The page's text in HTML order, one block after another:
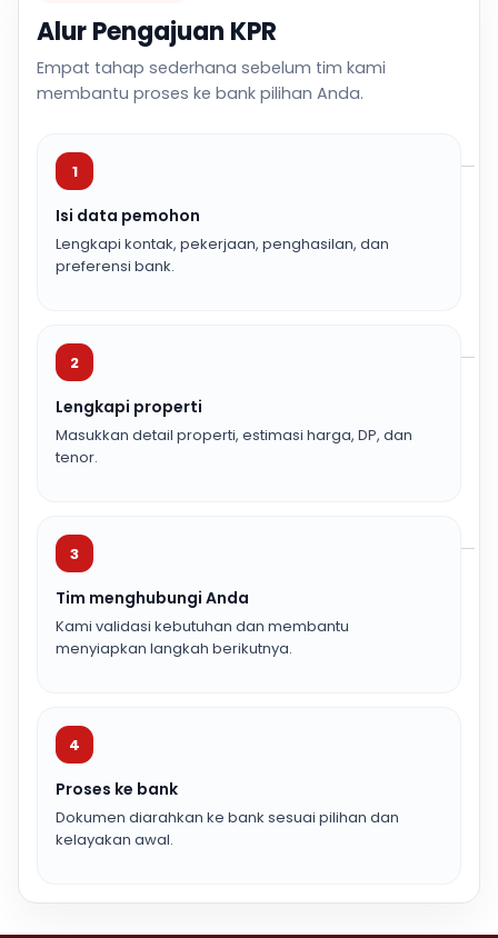
Alur Pengajuan KPR
Empat tahap sederhana sebelum tim kami
membantu proses ke bank pilihan Anda.
1
Isi data pemohon
Lengkapi kontak, pekerjaan, penghasilan, dan
preferensi bank.
2
Lengkapi properti
Masukkan detail properti, estimasi harga, DP, dan
tenor.
3
Tim menghubungi Anda
Kami validasi kebutuhan dan membantu
menyiapkan langkah berikutnya.
4
Proses ke bank
Dokumen diarahkan ke bank sesuai pilihan dan
kelayakan awal.